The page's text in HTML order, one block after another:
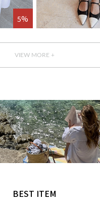
5%
VIEW MORE +
BEST ITEM